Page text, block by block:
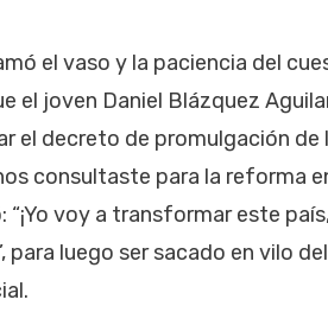
el vaso y la paciencia del
el joven Daniel Blázquez
el decreto de promulgación
consultaste para la reforma
“¡Yo voy a transformar este
para luego ser sacado en vilo